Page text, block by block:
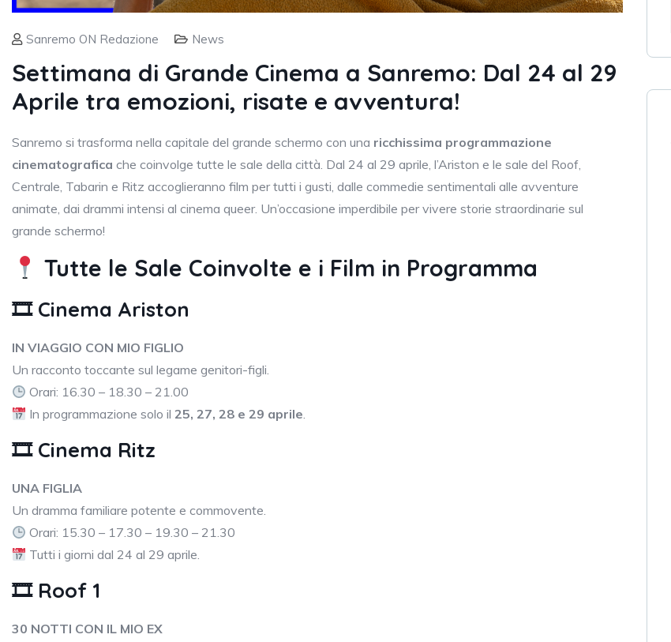
Sanremo ON Redazione News
Settimana di Grande Cinema a Sanremo: Dal 24 al 29
Aprile tra emozioni, risate e avventura!
Sanremo si trasforma nella capitale del grande schermo con una ricchissima programmazione
cinematografica che coinvolge tutte le sale della città. Dal 24 al 29 aprile, l’Ariston e le sale del Roof,
Centrale, Tabarin e Ritz accoglieranno film per tutti i gusti, dalle commedie sentimentali alle avventure
animate, dai drammi intensi al cinema queer. Un’occasione imperdibile per vivere storie straordinarie sul
grande schermo!
Tutte le Sale Coinvolte e i Film in Programma
🎞 Cinema Ariston
IN VIAGGIO CON MIO FIGLIO
Un racconto toccante sul legame genitori-figli.
Orari: 16.30 – 18.30 – 21.00
In programmazione solo il25, 27, 28 e 29 aprile.
🎞 Cinema Ritz
UNA FIGLIA
Un dramma familiare potente e commovente.
Orari: 15.30 – 17.30 – 19.30 – 21.30
Tutti i giorni dal 24 al 29 aprile.
🎞 Roof 1
30 NOTTI CON IL MIO EX